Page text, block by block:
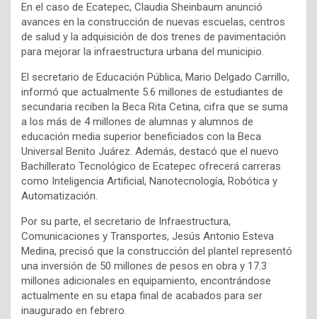
En el caso de Ecatepec, Claudia Sheinbaum anunció
avances en la construcción de nuevas escuelas, centros
de salud y la adquisición de dos trenes de pavimentación
para mejorar la infraestructura urbana del municipio.
El secretario de Educación Pública, Mario Delgado Carrillo,
informó que actualmente 5.6 millones de estudiantes de
secundaria reciben la Beca Rita Cetina, cifra que se suma
a los más de 4 millones de alumnas y alumnos de
educación media superior beneficiados con la Beca
Universal Benito Juárez. Además, destacó que el nuevo
Bachillerato Tecnológico de Ecatepec ofrecerá carreras
como Inteligencia Artificial, Nanotecnología, Robótica y
Automatización.
Por su parte, el secretario de Infraestructura,
Comunicaciones y Transportes, Jesús Antonio Esteva
Medina, precisó que la construcción del plantel representó
una inversión de 50 millones de pesos en obra y 17.3
millones adicionales en equipamiento, encontrándose
actualmente en su etapa final de acabados para ser
inaugurado en febrero.